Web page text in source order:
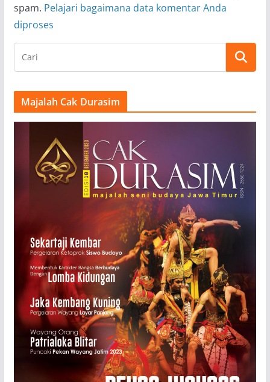
spam. Pelajari bagaimana data komentar Anda
diproses
Majalah Cak Durasim